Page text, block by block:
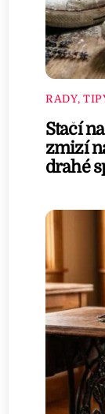
RADY,
Stačí
zmizí
drahé